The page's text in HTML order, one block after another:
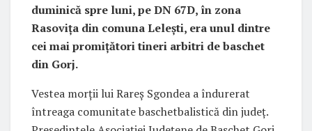
duminică spre luni, pe DN 67D, în zona
Rasovița din comuna Lelești, era unul dintre
cei mai promițători tineri arbitri de baschet
din Gorj.
Vestea morții lui Rareș Sgondea a îndurerat
întreaga comunitate baschetbalistică din județ.